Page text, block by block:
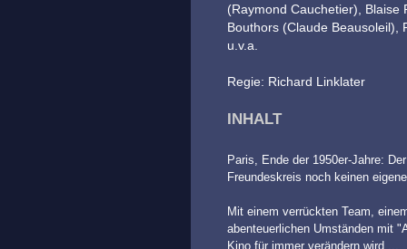
(Raymond Cauchetier),
Bouthors (Claude Beausoleil),
u.v.a.
Regie: Richard Linklater
INHALT
Paris, Ende der 1950er-Jahre:
Freundeskreis noch keinen
Mit einem verrückten Team,
abenteuerlichen Umständen mit
Kino für immer verändern wird ...